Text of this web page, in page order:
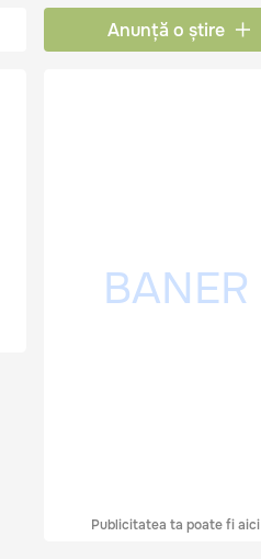
Anunță o știre
Publicitatea ta poate fi aici